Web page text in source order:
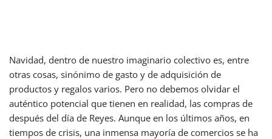
Navidad, dentro de nuestro imaginario colectivo es, entre
otras cosas, sinónimo de gasto y de adquisición de
productos y regalos varios. Pero no debemos olvidar el
auténtico potencial que tienen en realidad, las compras de
después del día de Reyes. Aunque en los últimos años, en
tiempos de crisis, una inmensa mayoría de comercios se ha